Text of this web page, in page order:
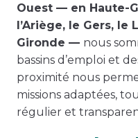
Ouest — en Haute-
l’Ariège, le Gers, le
Gironde — nous
bassins d’emploi et
proximité nous
missions adaptées,
régulier et